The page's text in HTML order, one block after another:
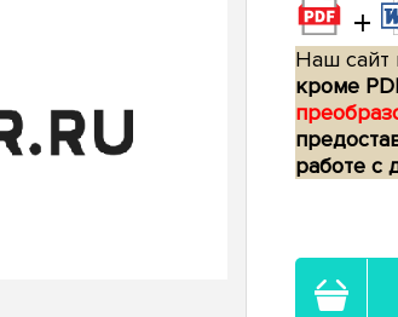
+
Наш сайт
кроме
работе с